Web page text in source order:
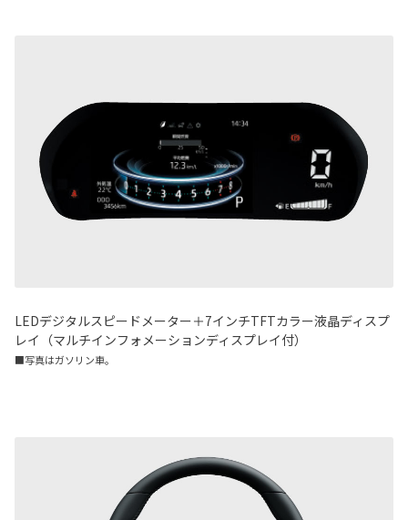
LEDデジタルスピードメーター＋7インチTFTカラー液晶ディスプ
レイ（マルチインフォメーションディスプレイ付）
■写真はガソリン車。